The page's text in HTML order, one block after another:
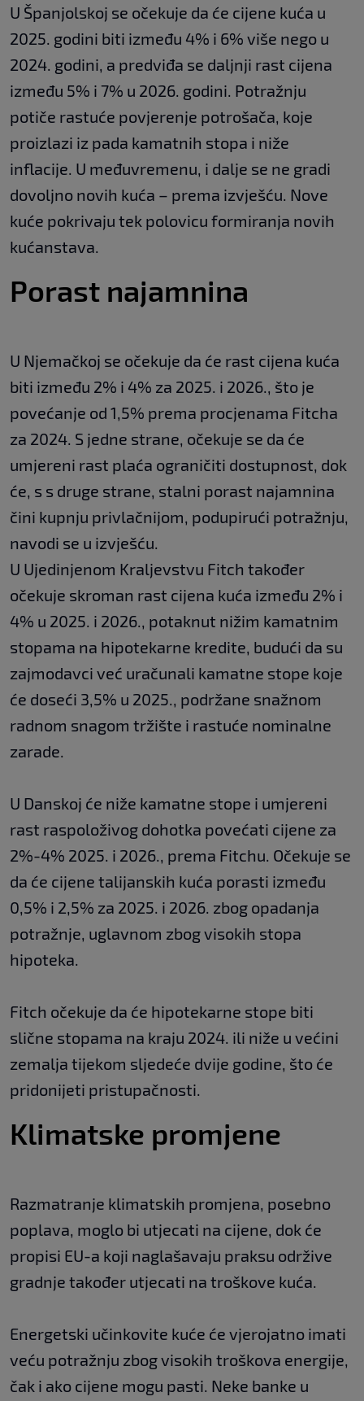
U Španjolskoj se očekuje da će cijene kuća u
2025. godini biti između 4% i 6% više nego u
2024. godini, a predviđa se daljnji rast cijena
između 5% i 7% u 2026. godini. Potražnju
potiče rastuće povjerenje potrošača, koje
proizlazi iz pada kamatnih stopa i niže
inflacije. U međuvremenu, i dalje se ne gradi
dovoljno novih kuća – prema izvješću. Nove
kuće pokrivaju tek polovicu formiranja novih
kućanstava.
Porast najamnina
U Njemačkoj se očekuje da će rast cijena kuća
biti između 2% i 4% za 2025. i 2026., što je
povećanje od 1,5% prema procjenama Fitcha
za 2024. S jedne strane, očekuje se da će
umjereni rast plaća ograničiti dostupnost, dok
će, s s druge strane, stalni porast najamnina
čini kupnju privlačnijom, podupirući potražnju,
navodi se u izvješću.
U Ujedinjenom Kraljevstvu Fitch također
očekuje skroman rast cijena kuća između 2% i
4% u 2025. i 2026., potaknut nižim kamatnim
stopama na hipotekarne kredite, budući da su
zajmodavci već uračunali kamatne stope koje
će doseći 3,5% u 2025., podržane snažnom
radnom snagom tržište i rastuće nominalne
zarade.
U Danskoj će niže kamatne stope i umjereni
rast raspoloživog dohotka povećati cijene za
2%-4% 2025. i 2026., prema Fitchu. Očekuje se
da će cijene talijanskih kuća porasti između
0,5% i 2,5% za 2025. i 2026. zbog opadanja
potražnje, uglavnom zbog visokih stopa
hipoteka.
Fitch očekuje da će hipotekarne stope biti
slične stopama na kraju 2024. ili niže u većini
zemalja tijekom sljedeće dvije godine, što će
pridonijeti pristupačnosti.
Klimatske promjene
Razmatranje klimatskih promjena, posebno
poplava, moglo bi utjecati na cijene, dok će
propisi EU-a koji naglašavaju praksu održive
gradnje također utjecati na troškove kuća.
Energetski učinkovite kuće će vjerojatno imati
veću potražnju zbog visokih troškova energije,
čak i ako cijene mogu pasti. Neke banke u